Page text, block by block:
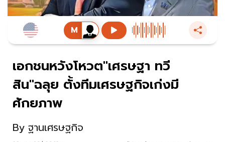
เอกชนหวังโหวต"เศรษฐา ทวี
สิน"ฉลุย ตั้งทีมเศรษฐกิจเก่งมี
ศักยภาพ
By ฐานเศรษฐกิจ